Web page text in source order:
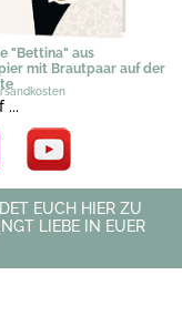
"Bettina" aus
mit Brautpaar auf der
...
EUCH HIER ZU
LIEBE IN EUER